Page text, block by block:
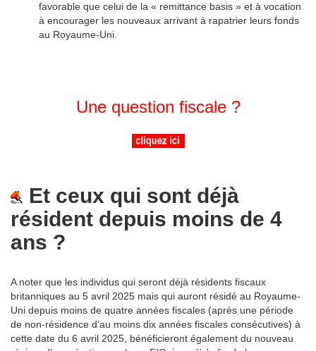
favorable que celui de la « remittance basis » et à vocation
à encourager les nouveaux arrivant à rapatrier leurs fonds
au Royaume-Uni.
Une question fiscale ?
Et ceux qui sont déjà
résident depuis moins de 4
ans ?
A noter que les individus qui seront déjà résidents fiscaux
britanniques au 5 avril 2025 mais qui auront résidé au Royaume-
Uni depuis moins de quatre années fiscales (après une période
de non-résidence d’au moins dix années fiscales consécutives) à
cette date du 6 avril 2025, bénéficieront également du nouveau